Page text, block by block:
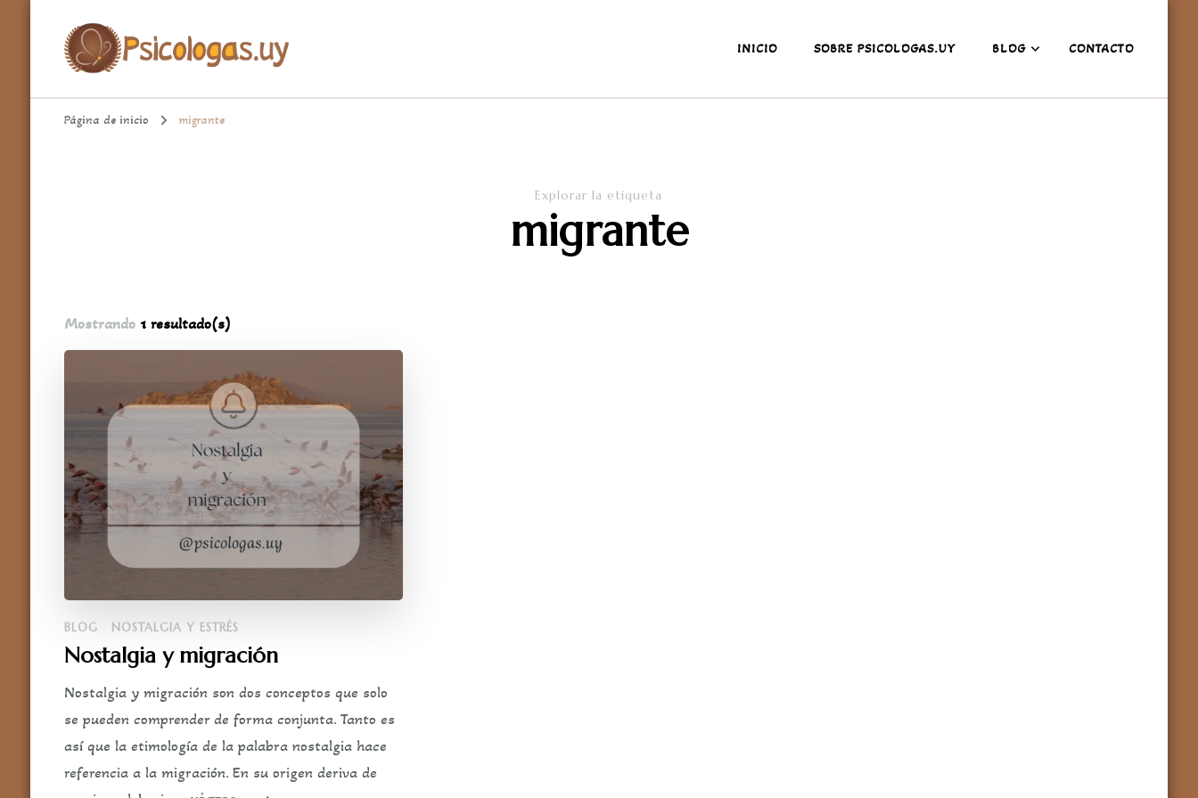
Psicologa.uy
INICIO SOBRE PSICOLOGAS.UY BLOG CONTACTO
Página de inicio migrante
Explorar la etiqueta
migrante
Mostrando 1 resultado(s)
BLOG NOSTALGIA Y ESTRÉS
Nostalgia y migración
Nostalgia y migración son dos conceptos que solo
se pueden comprender de forma conjunta. Tanto es
así que la etimología de la palabra nostalgia hace
referencia a la migración. En su origen deriva de